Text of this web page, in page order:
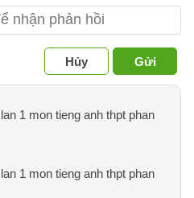
Hủy
Gửi
1 mon tieng anh thpt phan
1 mon tieng anh thpt phan